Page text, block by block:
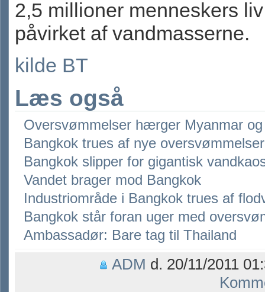
2,5 millioner menneskers
påvirket af vandmasserne.
kilde BT
Læs også
Oversvømmelser hærger Myanmar
Bangkok trues af nye oversvømmelser
Bangkok slipper for gigantisk
Vandet brager mod Bangkok
Industriområde i Bangkok trues af
Bangkok står foran uger med
Ambassadør: Bare tag til Thailand
ADM d. 20/11/2011